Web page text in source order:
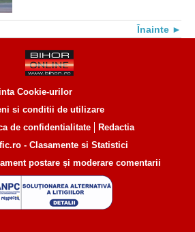
385.000 de dolari pe anÎnainte
Cookie-urilor
si conditii de utilizare
de confidentialitate
Redactia
postare și moderare comentarii